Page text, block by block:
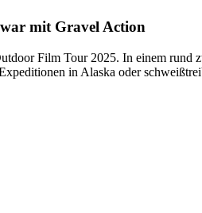
mit Gravel Action
Film Tour 2025. In einem rund
in Alaska oder